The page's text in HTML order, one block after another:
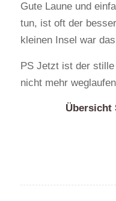
Gute Laune und
tun, ist oft der
kleinen Insel war
PS Jetzt ist der
nicht mehr
Übersicht